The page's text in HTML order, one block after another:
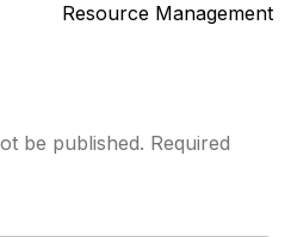
Resource Management
be published. Required